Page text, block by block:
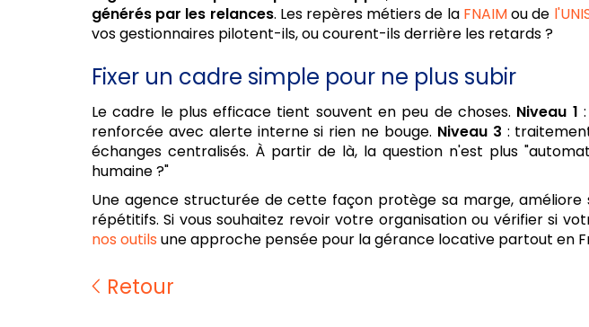
générés par les relances. Les repères métiers de la FNAIMou de
vos gestionnaires pilotent-ils, ou courent-ils derrière les retards ?
Fixer un cadre simple pour ne plus subir
Le cadre le plus efficace tient souvent en peu de choses. Niveau 1
renforcée avec alerte interne si rien ne bouge. Niveau 3 :
échanges centralisés. À partir de là, la question n'est plus
humaine ?"
Une agence structurée de cette façon protège sa marge, améliore
répétitifs. Si vous souhaitez revoir votre organisation ou vérifier si
nos outils une approche pensée pour la gérance locative partout en
Retour